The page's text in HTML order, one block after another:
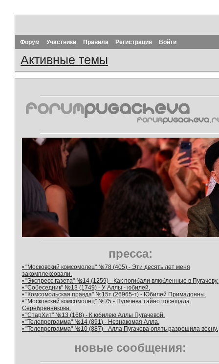
Форум Участники Правила Регистрация Войти
Активные темы
пресса:
• "Московский комсомолец" №78 (405) - Эти десять лет меня
закомплексовали.
• "Экспресс газета" №14 (1259) - Как погибали влюбленные в Пугачеву.
• "Собеседник" №13 (1749) - У Аллы - юбилей.
• "Комсомольская правда" №15т (26965-т) - Юбилей Примадонны.
• "Московский комсомолец" №75 - Пугачева тайно посещала
Серебренникова.
• "СтарХит" №13 (168) - К юбилею Аллы Пугачевой.
• "Телепрограмма" №14 (891) - Незнакомая Алла.
• "Телепрограмма" №10 (887) - Алла Пугачева опять разрешила весну.
новые сообщения: